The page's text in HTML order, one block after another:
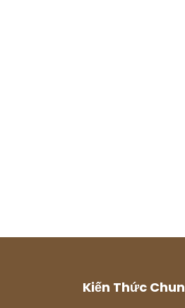
Kiến Thức